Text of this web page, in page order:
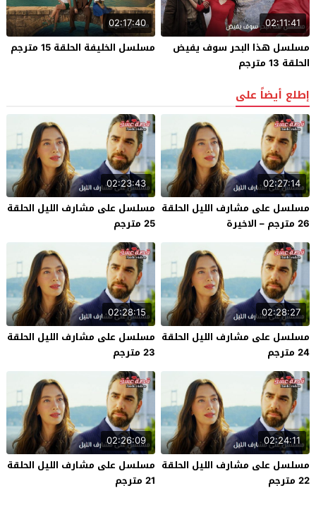
02:11:41
مسلسل هذا البحر سوف يفيض
الحلقة 13 مترجم
02:17:40
مسلسل الخليفة الحلقة 15 مترجم
إطلع أيضاً على
02:27:14
مسلسل على مشارف الليل الحلقة
26 مترجم – الاخيرة
02:23:43
مسلسل على مشارف الليل الحلقة
25 مترجم
02:28:27
مسلسل على مشارف الليل الحلقة
24 مترجم
02:28:15
مسلسل على مشارف الليل الحلقة
23 مترجم
02:24:11
مسلسل على مشارف الليل الحلقة
22 مترجم
02:26:09
مسلسل على مشارف الليل الحلقة
21 مترجم